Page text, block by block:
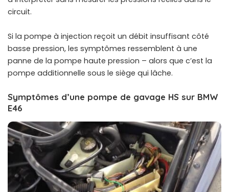
circuit.
Si la pompe à injection reçoit un débit insuffisant côté
basse pression, les symptômes ressemblent à une
panne de la pompe haute pression – alors que c’est la
pompe additionnelle sous le siège qui lâche.
Symptômes d’une pompe de gavage HS sur BMW
E46